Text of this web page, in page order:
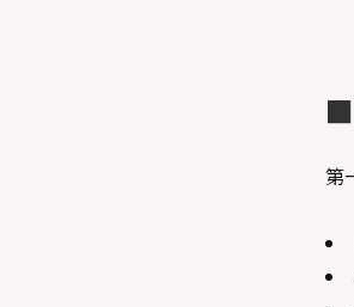
■
第